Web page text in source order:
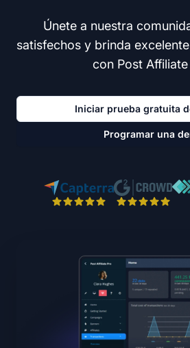
Únete a nuestra
satisfechos y brinda
con Post
Iniciar prueba gratuita
Programar una